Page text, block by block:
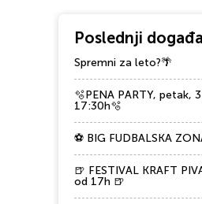
Poslednji
Spremni za leto?🌴
🫧PENA PARTY, petak,
17:30h🫧
⚽ BIG FUDBALSKA
🍺 FESTIVAL KRAFT
od 17h 🍺